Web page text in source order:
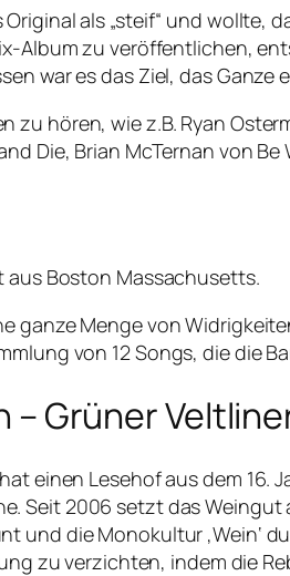
als „steif“ und
Album zu veröffentlichen,
war es das Ziel, das
zu hören, wie z.B. Ryan
Die, Brian McTernan von
Boston Massachusetts.
ganze Menge von
von 12 Songs, die
Grüner
einen Lesehof aus dem
Seit 2006 setzt das
und die Monokultur
zu verzichten, indem die